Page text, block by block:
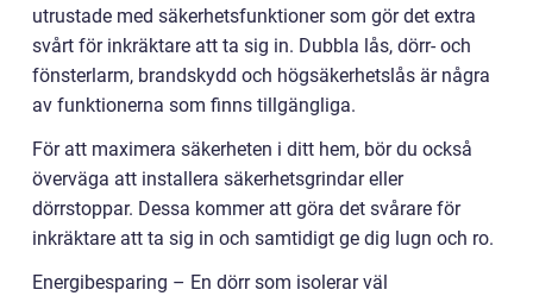
utrustade med säkerhetsfunktioner som gör det extra
svårt för inkräktare att ta sig in. Dubbla lås, dörr- och
fönsterlarm, brandskydd och högsäkerhetslås är några
av funktionerna som finns tillgängliga.
För att maximera säkerheten i ditt hem, bör du också
överväga att installera säkerhetsgrindar eller
dörrstoppar. Dessa kommer att göra det svårare för
inkräktare att ta sig in och samtidigt ge dig lugn och ro.
Energibesparing – En dörr som isolerar väl